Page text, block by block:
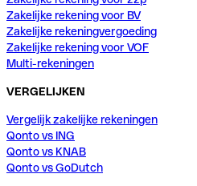
Zakelijke rekening voor BV
Zakelijke rekeningvergoeding
Zakelijke rekening voor VOF
Multi-rekeningen
VERGELIJKEN
Vergelijk zakelijke rekeningen
Qonto vs ING
Qonto vs KNAB
Qonto vs GoDutch